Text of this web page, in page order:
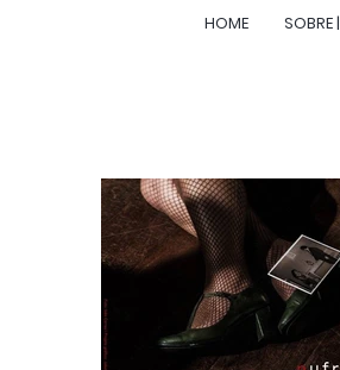
HOME SOBRE